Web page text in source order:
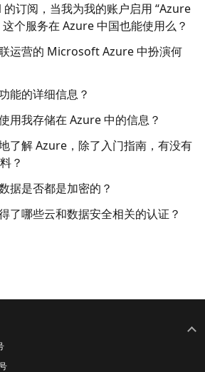
订阅，当我为我的账户启用 “Azure
个服务在 Azure 中国也能使用么？
运营的 Microsoft Azure 中扮演何
能的详细信息？
用我存储在 Azure 中的信息？
了解 Azure，除了入门指南，有没有
？
据是否都是加密的？
了哪些云和数据安全相关的认证？